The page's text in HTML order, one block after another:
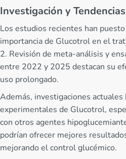
Investigación y
Los estudios recientes han
importancia de Glucotrol en el
2. Revisión de meta-análisis y
entre 2022 y 2025 destacan su
uso prolongado.
Además, investigaciones actuales
experimentales de Glucotrol,
con otros agentes
podrían ofrecer mejores
mejorando el control glucémico.